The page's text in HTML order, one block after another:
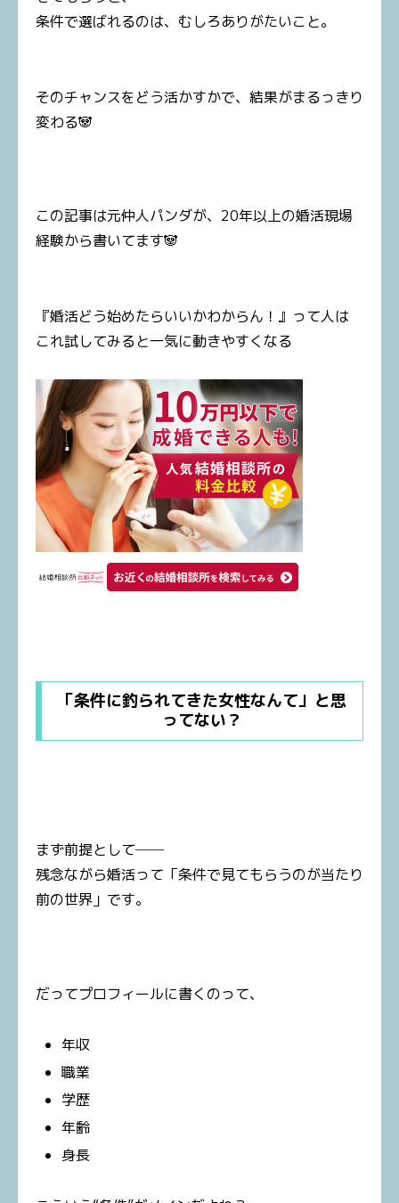
条件で選ばれるのは、むしろありがたいこと。
そのチャンスをどう活かすかで、結果がまるっきり
変わる🐼
この記事は元仲人パンダが、20年以上の婚活現場
経験から書いてます🐼
『婚活どう始めたらいいかわからん！』って人は
これ試してみると一気に動きやすくなる
「条件に釣られてきた女性なんて」と思
ってない？
まず前提として──
残念ながら婚活って「条件で見てもらうのが当たり
前の世界」です。
だってプロフィールに書くのって、
年収
職業
学歴
年齢
身長